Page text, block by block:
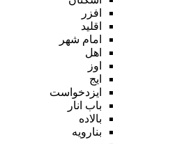
افزر
اقلید
امام شهر
اهل
اوز
ایج
ایزدخواست
باب انار
بالاده
بنارویه